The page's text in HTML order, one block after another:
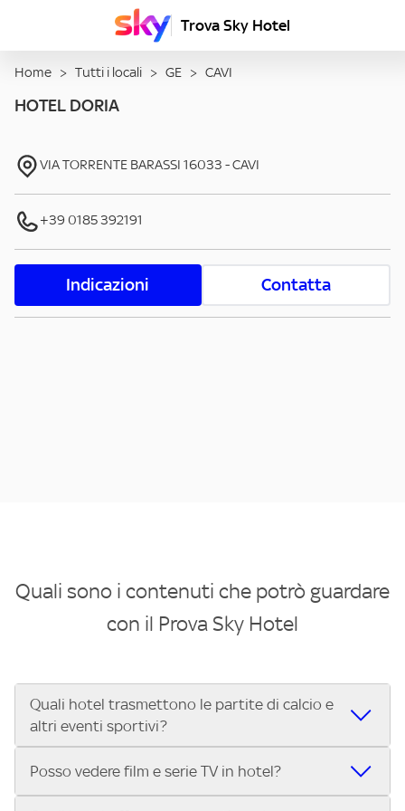
Trova Sky Hotel
Home > Tutti i locali > GE > CAVI
HOTEL DORIA
VIA TORRENTE BARASSI 16033 -CAVI
+39 0185 392191
Indicazioni Contatta
Quali sono i contenuti che potrò guardare
con il Prova Sky Hotel
Quali hotel trasmettono le partite di calcio e
altri eventi sportivi?
Se cerchi un hotel dove poter vedere le partite di Serie A,
Posso vedere film e serie TV in hotel?